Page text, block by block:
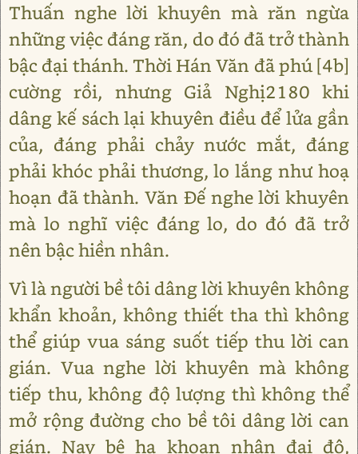
Thuấn nghe lời khuyên mà răn ngừa
những việc đáng răn, do đó đã trở thành
bậc đại thánh. Thời Hán Văn đã phú [4b]
cường rồi, nhưng Giả Nghị2180 khi
dâng kế sách lại khuyên điều để lửa gần
của, đáng phải chảy nước mắt, đáng
phải khóc phải thương, lo lắng như hoạ
hoạn đã thành. Văn Đế nghe lời khuyên
mà lo nghĩ việc đáng lo, do đó đã trở
nên bậc hiền nhân.
Vì là người bề tôi dâng lời khuyên không
khẩn khoản, không thiết tha thì không
thể giúp vua sáng suốt tiếp thu lời can
gián. Vua nghe lời khuyên mà không
tiếp thu, không độ lượng thì không thể
mở rộng đường cho bề tôi dâng lời can
gián. Nay bệ hạ khoan nhân đại độ,